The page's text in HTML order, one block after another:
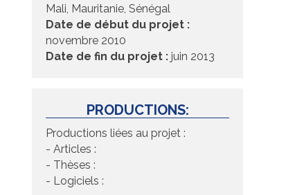
Mali, Mauritanie, Sénégal
Date de début du projet :
novembre 2010
Date de fin du projet : juin 2013
PRODUCTIONS:
Productions liées au projet :
- Articles :
- Thèses :
- Logiciels :